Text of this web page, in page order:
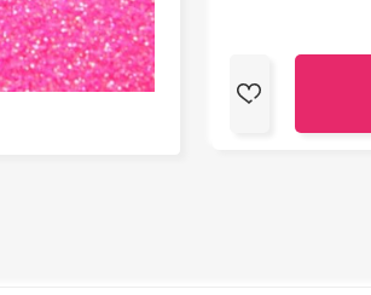
Полигели
Расходные материалы
Средства для кислотного и
щелочного педикюра